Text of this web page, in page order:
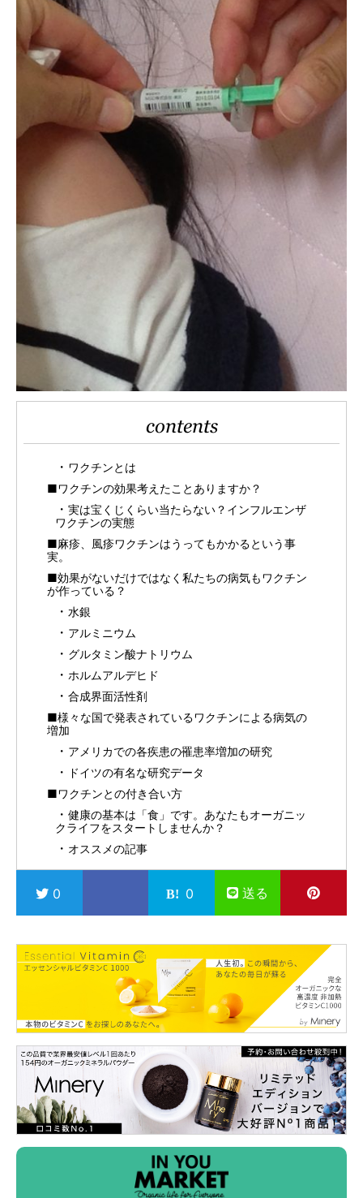
contents
ワクチンとは
■ワクチンの効果考えたことありますか？
実は宝くじくらい当たらない？インフルエンザ
ワクチンの実態
■麻疹、風疹ワクチンはうってもかかるという事
実。
■効果がないだけではなく私たちの病気もワクチン
が作っている？
水銀
アルミニウム
グルタミン酸ナトリウム
ホルムアルデヒド
合成界面活性剤
■様々な国で発表されているワクチンによる病気の
増加
アメリカでの各疾患の罹患率増加の研究
ドイツの有名な研究データ
■ワクチンとの付き合い方
健康の基本は「食」です。あなたもオーガニッ
クライフをスタートしませんか？
オススメの記事
0 0 送る